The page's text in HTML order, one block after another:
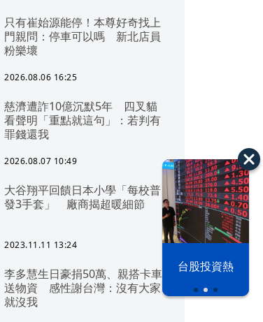
漢光42演習 台股投資熱
只有崔始源能停！本尊好奇找上
門親問：停車可以嗎 新北店員
粉樂壞
2026.08.06 16:25
慈濟遭詐10億沉默5年 四叉貓
看聲明「重點就這句」：若判有
罪錢還我
2026.08.07 10:49
大谷翔平回饋日本小學「每校普
發3手套」 廠商揭超暖細節
2023.11.11 13:24
李多慧生日豪捐50萬、親搭卡車
送物資 感性謝台灣：沒有大家
就沒我